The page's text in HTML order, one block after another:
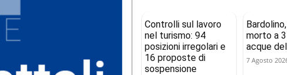
Controlli sul lavoro
nel turismo: 94
posizioni irregolari e
16 proposte di
sospensione
morto a
acque
7 Agosto